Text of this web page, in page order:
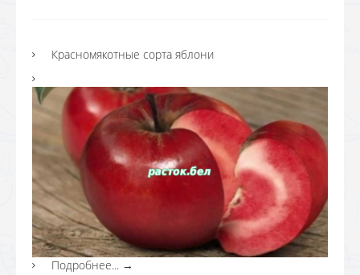
Красномякотные сорта яблони
Подробнее... →